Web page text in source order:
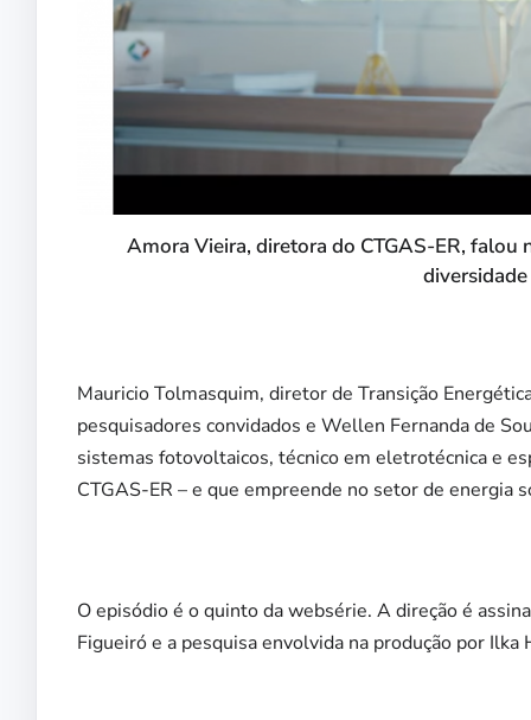
Amora Vieira, diretora do CTGAS-ER,
Mauricio Tolmasquim, diretor de Transição
pesquisadores convidados e Wellen Fernanda de
sistemas fotovoltaicos, técnico em eletrotécnica e
CTGAS-ER – e que empreende no setor de energia
O episódio é o quinto da websérie. A direção é
Figueiró e a pesquisa envolvida na produção por Ilka